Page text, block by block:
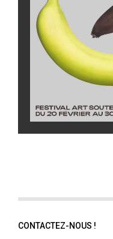
CONTACTEZ-NOUS !